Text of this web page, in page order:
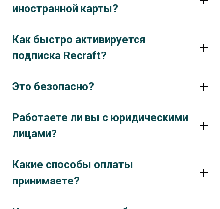
иностранной карты?
Как быстро активируется
подписка Recraft?
Это безопасно?
Да, это безопасно. Мы оплачиваем подписку
только по вашей официальной ссылке на оплату
Recraft и не запрашиваем доступ к аккаунту. Ваши
данные остаются у вас, а подписка активируется
напрямую на вашем аккаунте.
Работаете ли вы с юридическими
лицами?
Какие способы оплаты
принимаете?